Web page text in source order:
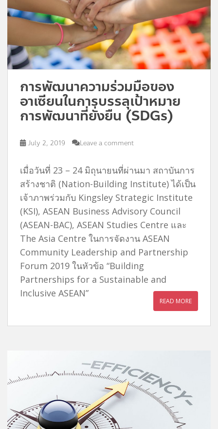
การพัฒนาความร่วมมือของ
อาเซียนในการบรรลุเป้าหมาย
การพัฒนาที่ยั่งยืน (SDGs)
July 2, 2019 Leave a comment
เมื่อวันที่ 23 – 24 มิถุนายนที่ผ่านมา สถาบันการ
สร้างชาติ (Nation-Building Institute) ได้เป็น
เจ้าภาพร่วมกับ Kingsley Strategic Institute
(KSI), ASEAN Business Advisory Council
(ASEAN-BAC), ASEAN Studies Centre และ
The Asia Centre ในการจัดงาน ASEAN
Community Leadership and Partnership
Forum 2019 ในหัวข้อ “Building
Partnerships for a Sustainable and
Inclusive ASEAN”
READ MORE